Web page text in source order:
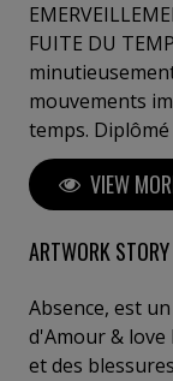
FUITE DU
mouvements
temps. Diplômé de l’école Estienne, Alain Duchesne a
été directeur
d’agences de
créé sa propre
confier la
Saint Laurent,
cosmétiques,
mais également
VIEW
ARTWORK STORY
Absence, est
d'Amour &
et des